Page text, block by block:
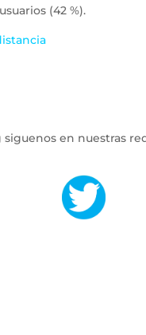
(42 %).
en nuestras
.